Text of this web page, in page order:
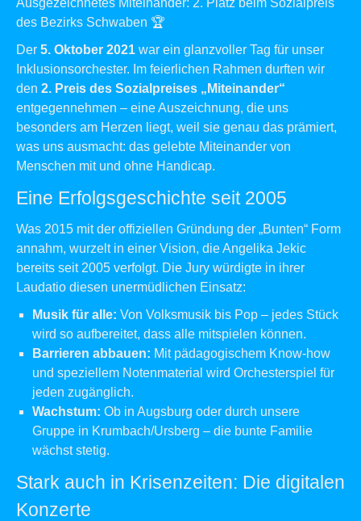
Ausgezeichnetes Miteinander: 2. Platz beim Sozialpreis
des Bezirks Schwaben 🏆
Der 5. Oktober 2021 war ein glanzvoller Tag für unser
Inklusionsorchester. Im feierlichen Rahmen durften wir
den 2. Preis des Sozialpreises „Miteinander“
entgegennehmen – eine Auszeichnung, die uns
besonders am Herzen liegt, weil sie genau das prämiert,
was uns ausmacht: das gelebte Miteinander von
Menschen mit und ohne Handicap.
Eine Erfolgsgeschichte seit 2005
Was 2015 mit der offiziellen Gründung der „Bunten“ Form
annahm, wurzelt in einer Vision, die Angelika Jekic
bereits seit 2005 verfolgt. Die Jury würdigte in ihrer
Laudatio diesen unermüdlichen Einsatz:
Musik für alle: Von Volksmusik bis Pop – jedes Stück
wird so aufbereitet, dass alle mitspielen können.
Barrieren abbauen: Mit pädagogischem Know-how
und speziellem Notenmaterial wird Orchesterspiel für
jeden zugänglich.
Wachstum: Ob in Augsburg oder durch unsere
Gruppe in Krumbach/Ursberg – die bunte Familie
wächst stetig.
Stark auch in Krisenzeiten: Die digitalen
Konzerte